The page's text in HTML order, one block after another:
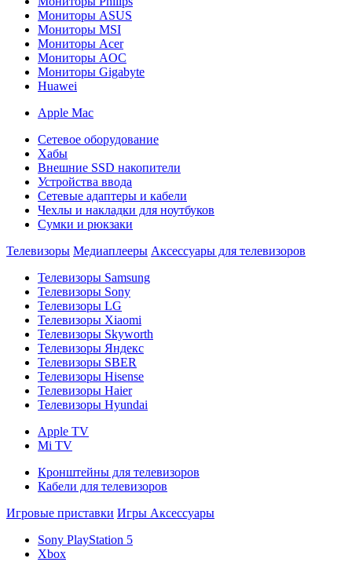
Мониторы ASUS
Мониторы MSI
Мониторы Acer
Мониторы AOC
Мониторы Gigabyte
Huawei
Apple Mac
Сетевое оборудование
Хабы
Внешние SSD накопители
Устройства ввода
Сетевые адаптеры и кабели
Чехлы и накладки для ноутбуков
Сумки и рюкзаки
Телевизоры Медиаплееры Аксессуары для телевизоров
Телевизоры Samsung
Телевизоры Sony
Телевизоры LG
Телевизоры Xiaomi
Телевизоры Skyworth
Телевизоры Яндекс
Телевизоры SBER
Телевизоры Hisense
Телевизоры Haier
Телевизоры Hyundai
Apple TV
Mi TV
Кронштейны для телевизоров
Кабели для телевизоров
Игровые приставки Игры Аксессуары
Sony PlayStation 5
Xbox